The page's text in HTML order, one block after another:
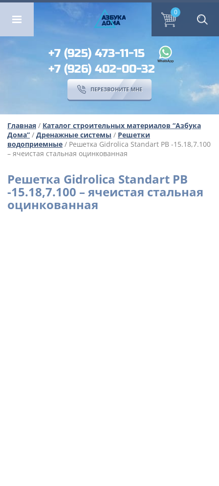
ОМА ПЕРЕЗВОНИТЕ МНЕ
ОМА
АЗБУКА
0
+7 (925) 473-11-15
+7 (926) 402-00-32
ПЕРЕЗВОНИТЕ МНЕ
Главная / Каталог строительных материалов “Азбука
Дома” / Дренажные системы / Решетки
водоприемные / Решетка Gidrolica Standart РВ -15.18,7.100
– ячеистая стальная оцинкованная
Решетка Gidrolica Standart РВ
-15.18,7.100 – ячеистая стальная
оцинкованная